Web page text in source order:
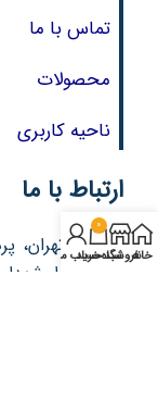
تماس با ما
محصولات
ناحیه کاربری
ارتباط با ما
آدرس : تهران،
سنگ، بلوار
خانهفروشگاه
0
سبد خرید
حساب من